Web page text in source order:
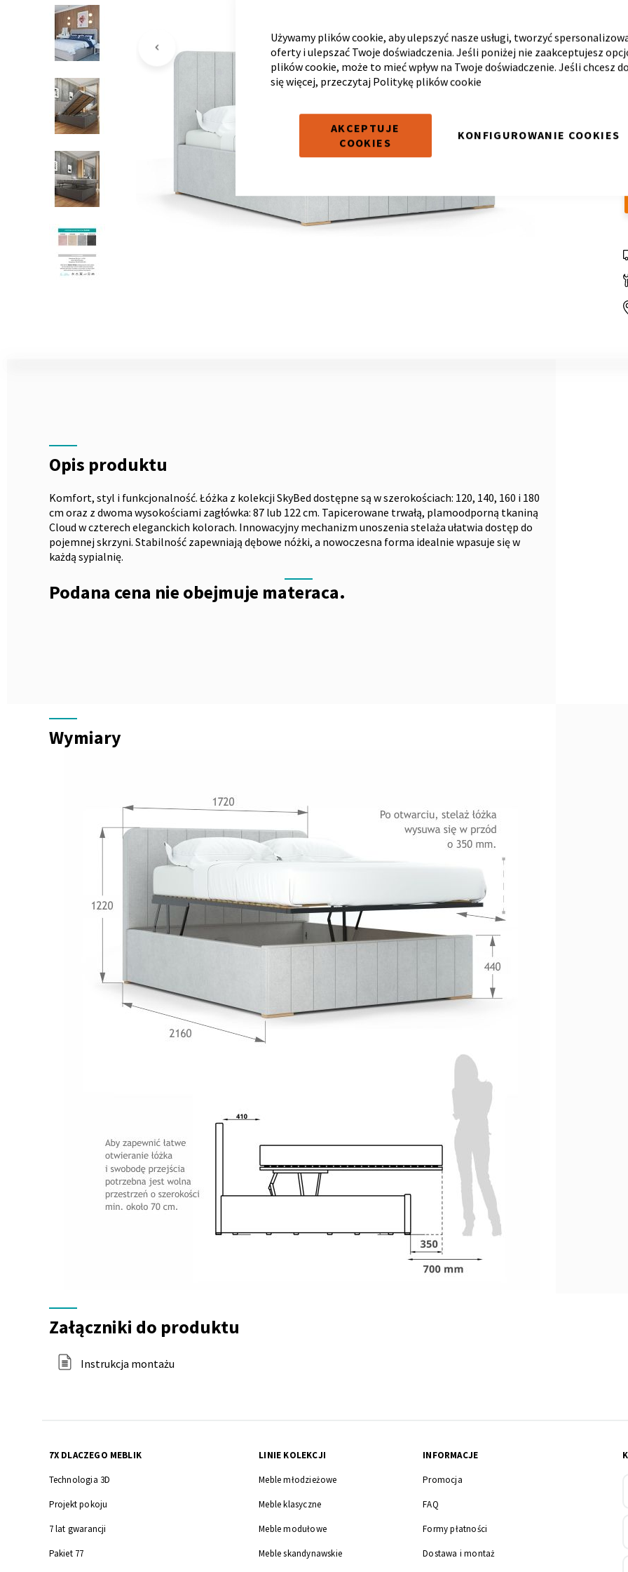
Używamy plików cookie, aby ulepszyć nasze usługi, tworzyć
oferty i ulepszać Twoje doświadczenia. Jeśli poniżej nie zaakceptujesz
plików cookie, może to mieć wpływ na Twoje doświadczenie. Jeśli chcesz
się więcej, przeczytaj Politykę plików cookie
AKCEPTUJE
COOKIES
KONFIGUROWANIE COOKIES
Opis produktu
Komfort, styl i funkcjonalność. Łóżka z kolekcji SkyBed dostępne są w szerokościach: 120, 140, 160 i 180
cm oraz z dwoma wysokościami zagłówka: 87 lub 122 cm. Tapicerowane trwałą, plamoodporną tkaniną
Cloud w czterech eleganckich kolorach. Innowacyjny mechanizm unoszenia stelaża ułatwia dostęp do
pojemnej skrzyni. Stabilność zapewniają dębowe nóżki, a nowoczesna forma idealnie wpasuje się w
każdą sypialnię.
Podana cena nie obejmuje materaca.
Wymiary
do
produktu
Załączniki do produktu
Instrukcja montażu
7X DLACZEGO MEBLIK
Technologia 3D
Projekt pokoju
7 lat gwarancji
Pakiet 77
LINIE KOLEKCJI
Meble młodzieżowe
Meble klasyczne
Meble modułowe
Meble skandynawskie
INFORMACJE
Promocja
FAQ
Formy płatności
Dostawa i montaż